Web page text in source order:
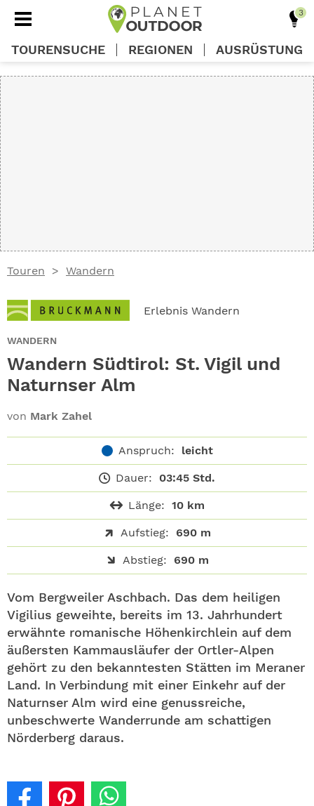
Touren Wandern
Erlebnis Wandern
WANDERN
Wandern Südtirol: St. Vigil und
Naturnser Alm
von Mark Zahel
Anspruch: leicht
Dauer: 03:45 Std.
Länge: 10 km
Aufstieg: 690 m
Abstieg: 690 m
Vom Bergweiler Aschbach. Das dem heiligen
Vigilius geweihte, bereits im 13. Jahrhundert
erwähnte romanische Höhenkirchlein auf dem
äußersten Kammausläufer der Ortler-Alpen
gehört zu den bekanntesten Stätten im Meraner
Land. In Verbindung mit einer Einkehr auf der
Naturnser Alm wird eine genussreiche,
unbeschwerte Wanderrunde am schattigen
Nörderberg daraus.
TOURENSUCHE REGIONEN AUSRÜSTUNG
ABO
GEWINNEN
NEWSLETTER
SHOP